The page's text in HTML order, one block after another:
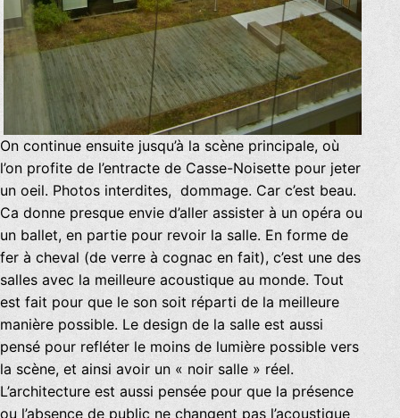
On continue ensuite jusqu’à la scène principale, où
l’on profite de l’entracte de Casse-Noisette pour jeter
un oeil. Photos interdites, dommage. Car c’est beau.
Ca donne presque envie d’aller assister à un opéra ou
un ballet, en partie pour revoir la salle. En forme de
fer à cheval (de verre à cognac en fait), c’est une des
salles avec la meilleure acoustique au monde. Tout
est fait pour que le son soit réparti de la meilleure
manière possible. Le design de la salle est aussi
pensé pour refléter le moins de lumière possible vers
la scène, et ainsi avoir un « noir salle » réel.
L’architecture est aussi pensée pour que la présence
ou l’absence de public ne changent pas l’acoustique